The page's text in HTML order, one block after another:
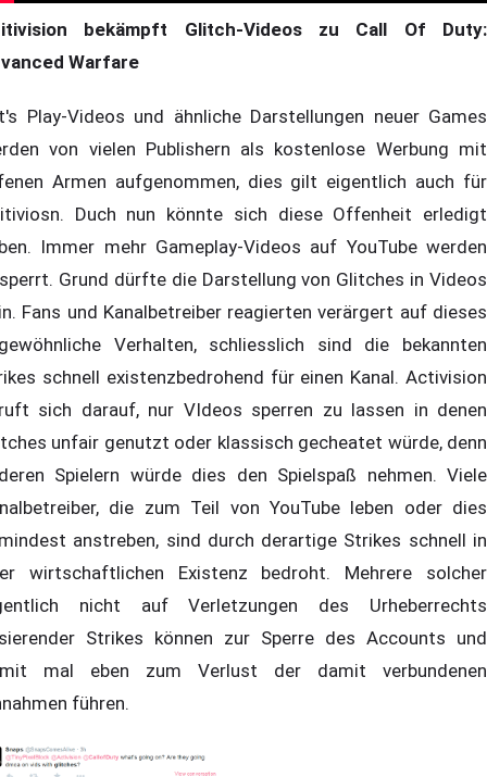
bekämpft Glitch-Videos zu Call Of Duty:
Warfare
Play-Videos und ähnliche Darstellungen neuer Games
von vielen Publishern als kostenlose Werbung mit
Armen aufgenommen, dies gilt eigentlich auch für
Duch nun könnte sich diese Offenheit erledigt
Immer mehr Gameplay-Videos auf YouTube werden
Grund dürfte die Darstellung von Glitches in Videos
Fans und Kanalbetreiber reagierten verärgert auf dieses
Verhalten, schliesslich sind die bekannten
schnell existenzbedrohend für einen Kanal. Activision
sich darauf, nur VIdeos sperren zu lassen in denen
unfair genutzt oder klassisch gecheatet würde, denn
Spielern würde dies den Spielspaß nehmen. Viele
die zum Teil von YouTube leben oder dies
anstreben, sind durch derartige Strikes schnell in
wirtschaftlichen Existenz bedroht. Mehrere solcher
nicht auf Verletzungen des Urheberrechts
Strikes können zur Sperre des Accounts und
mal eben zum Verlust der damit verbundenen
führen.